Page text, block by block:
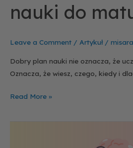
nauki do
Leave a Comment / Artykuł/
Dobry plan nauki nie oznacza, że
Oznacza, że wiesz, czego, kiedy i
Read More »